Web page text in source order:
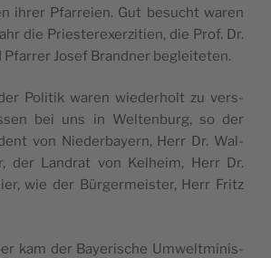
ihrer Pfa­rreien. Gut besucht waren
die Pries­te­re­xer­zi­tien, die Prof. Dr.
Pfa­rrer Josef Brand­ner begleiteten.
Poli­tik waren wie­derholt zu vers­
bei uns in Wel­ten­burg, so der
von Nie­der­ba­yern, Herr Dr. Wal­
der Lan­drat von Kelheim, Herr Dr.
wie der Bür­ger­meis­ter, Herr Fritz
kam der Baye­ris­che Umwelt­mi­nis­